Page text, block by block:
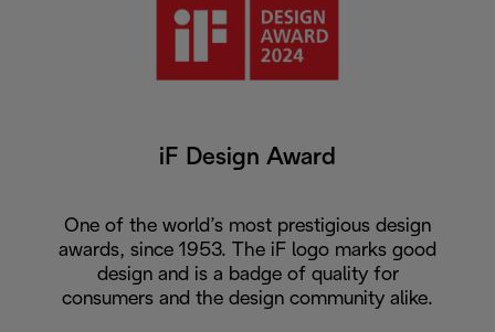
iF Design Award
One of the world’s most prestigious design
awards, since 1953. The iF logo marks good
design and is a badge of quality for
consumers and the design community alike.